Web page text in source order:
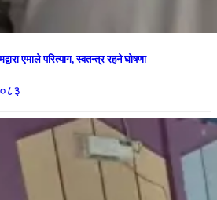
एमाले परित्याग, स्वतन्त्र रहने घोषणा